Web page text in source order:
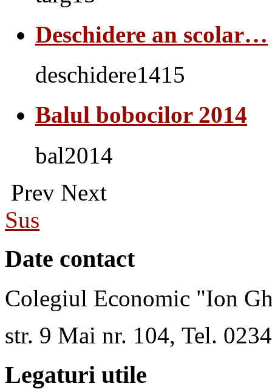
Deschidere an scolar…
deschidere1415
Balul bobocilor 2014
bal2014
Prev Next
Sus
Date contact
Colegiul Economic "Ion
str. 9 Mai nr. 104, Tel.
Legaturi utile